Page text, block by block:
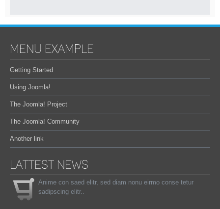
MENU EXAMPLE
Getting Started
Using Joomla!
The Joomla! Project
The Joomla! Community
Another link
LATTEST NEWS
Anime con saed elitr, sed diam nonu eirmo conse tetur
sadipscing elitr..